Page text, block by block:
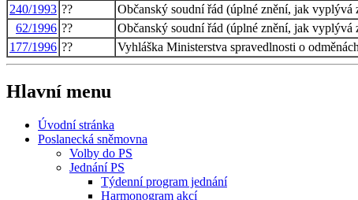
240/1993 ??
Občanský soudní řád (úplné znění, jak vyplývá
62/1996 ??
Občanský soudní řád (úplné znění, jak vyplývá
177/1996 ?? Vyhláška Ministerstva spravedlnosti o
Hlavní menu
Úvodní stránka
Poslanecká sněmovna
Volby do PS
Jednání PS
Týdenní program jednání
Harmonogram akcí